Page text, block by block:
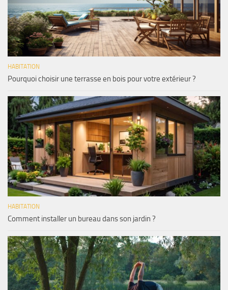
HABITATION
Pourquoi choisir une terrasse en bois pour votre extérieur ?
HABITATION
Comment installer un bureau dans son jardin ?